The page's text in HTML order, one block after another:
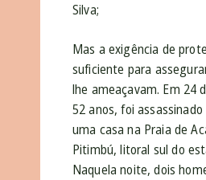
Silva;
Mas a exigência de
suficiente para
lhe ameaçavam. Em 24
52 anos, foi
uma casa na Praia de
Pitimbú, litoral sul do
Naquela noite, dois